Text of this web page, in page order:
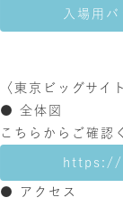
入場用
〈東京ビッグサイ
● 全体図
こちらからご確認
https://
● アクセス